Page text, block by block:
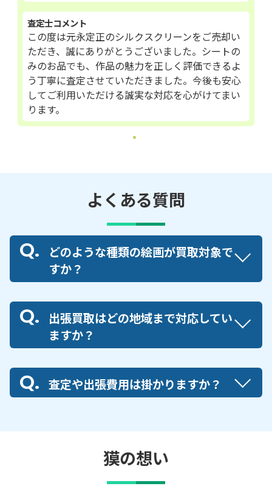
査定士コメント
この度は元永定正のシルクスクリーンをご売却い
ただき、誠にありがとうございました。シートの
みのお品でも、作品の魅力を正しく評価できるよ
う丁寧に査定させていただきました。今後も安心
してご利用いただける誠実な対応を心がけてまい
ります。
よくある質問
どのような種類の絵画が買取対象で
すか？
出張買取はどの地域まで対応してい
ますか？
査定や出張費用は掛かりますか？
獏の想い